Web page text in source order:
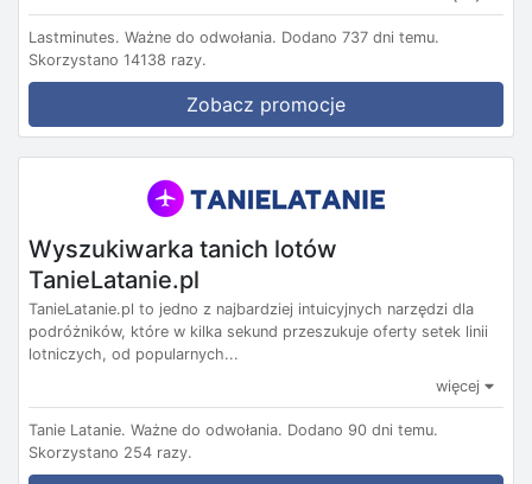
Lastminutes. Ważne do odwołania. Dodano 737 dni temu.
Skorzystano 14138 razy.
Zobacz promocje
Wyszukiwarka tanich lotów
TanieLatanie.pl
TanieLatanie.pl to jedno z najbardziej intuicyjnych narzędzi dla
podróżników, które w kilka sekund przeszukuje oferty setek linii
lotniczych, od popularnych...
więcej
Tanie Latanie. Ważne do odwołania. Dodano 90 dni temu.
Skorzystano 254 razy.